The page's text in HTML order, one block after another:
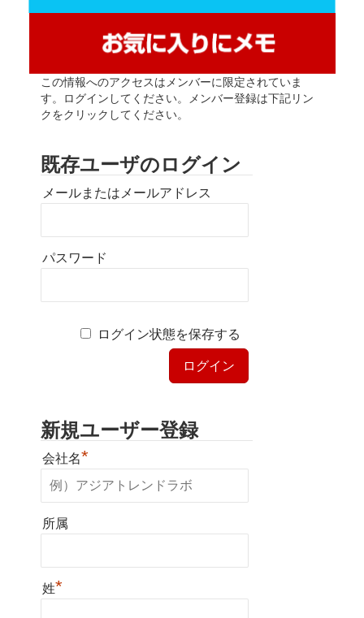
この情報へのアクセスはメンバーに限定されていま
す。ログインしてください。メンバー登録は下記リン
クをクリックしてください。
既存ユーザのログイン
メールまたはメールアドレス
パスワード
ログイン状態を保存する
新規ユーザー登録
会社名*
所属
姓*